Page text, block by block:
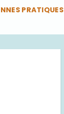
PRATIQUES